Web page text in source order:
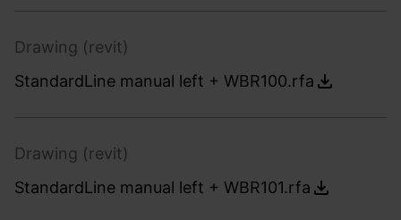
Drawing (revit)
StandardLine manual left + WBR100.rfa
Drawing (revit)
StandardLine manual left + WBR101.rfa